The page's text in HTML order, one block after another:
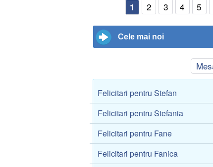
1 2 3 4 5
Cele mai noi
Felicitari pentru Stefan
Felicitari pentru Stefania
Felicitari pentru Fane
Felicitari pentru Fanica